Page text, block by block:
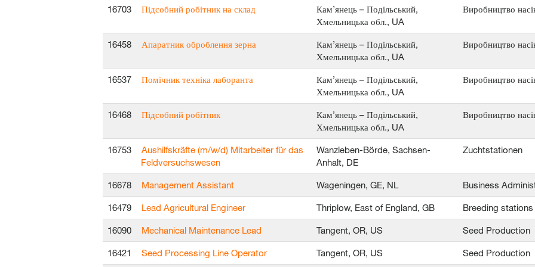
16703 Підсобний робітник на склад
Кам’янець – Подільський,
Хмельницька обл., UA
Виробництво
16458 Апаратник оброблення зерна
Кам’янець – Подільський,
Хмельницька обл., UA
Виробництво
16537 Помічник техніка лаборанта
Кам’янець – Подільський,
Хмельницька обл., UA
Виробництво
16468 Підсобний робітник
Кам’янець – Подільський,
Хмельницька обл., UA
Виробництво
16753
Aushilfskräfte (m/w/d) Mitarbeiter für das
Feldversuchswesen
Wanzleben-Börde, Sachsen-
Anhalt, DE
Zuchtstationen
16678 Management Assistant Wageningen, GE, NL Business
16479 Lead Agricultural Engineer Thriplow, East of England, GB Breeding stations
16090 Mechanical Maintenance Lead Tangent, OR, US Seed Production
16421 Seed Processing Line Operator Tangent, OR, US Seed Production